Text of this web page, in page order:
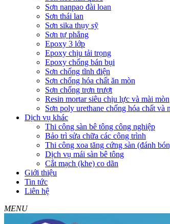
Sơn nanpao đài loan
Sơn thái lan
Sơn sika thụy sỹ
Sơn tự phẳng
Epoxy 3 lớp
Epoxy chịu tải trọng
Epoxy chống bán bụi
Sơn chống tĩnh điện
Sơn chống hóa chất ăn mòn
Sơn chống trơn trượt
Resin mortar siêu chịu lực và mài mòn
Sơn poly urethane chống hóa chất và
Dịch vụ khác
Thi công sàn bê tông công nghiệp
Bảo trì sửa chữa các công trình
Thi công xoa tăng cứng sàn (đánh
Dịch vụ mái sàn bê tông
Cắt mạch (khe) co dãn
Giới thiệu
Tin tức
Liên hệ
MENU